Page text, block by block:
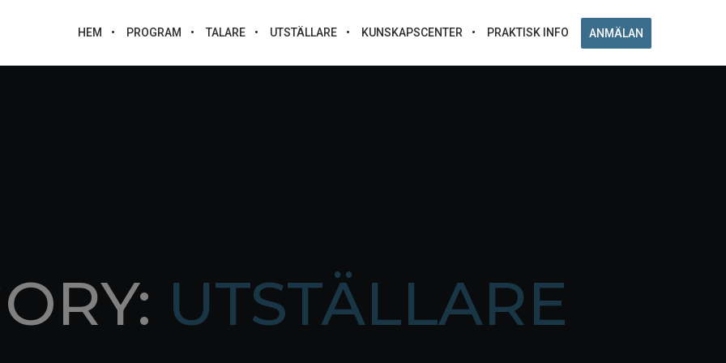
HEM PROGRAM TALARE UTSTÄLLARE KUNSKAPSCENTER PRAKTISK INFO ANMÄLAN
UTSTÄLLARE